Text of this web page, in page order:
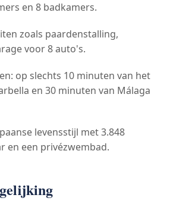
en 8 badkamers.
zoals paardenstalling,
voor 8 auto's.
op slechts 10 minuten van het
en 30 minuten van Málaga
levensstijl met 3.848
en een privézwembad.